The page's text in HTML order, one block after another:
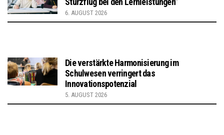
6. AUGUST 2026
Die verstärkte Harmonisierung im
Schulwesen verringert das
Innovationspotenzial
5. AUGUST 2026